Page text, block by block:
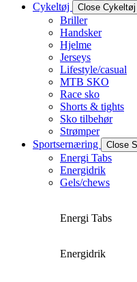
Cykeltøj
Close Cykeltøj
Briller
Handsker
Hjelme
Jerseys
Lifestyle/casual
MTB SKO
Race sko
Shorts & tights
Sko tilbehør
Strømper
Sportsernæring
Close
Energi Tabs
Energidrik
Gels/chews
Energi Tabs
Energidrik